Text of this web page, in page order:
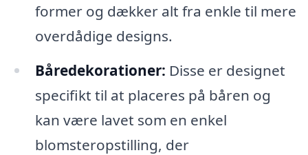
former og dækker alt fra enkle til mere
overdådige designs.
Båredekorationer: Disse er designet
specifikt til at placeres på båren og
kan være lavet som en enkel
blomsteropstilling, der